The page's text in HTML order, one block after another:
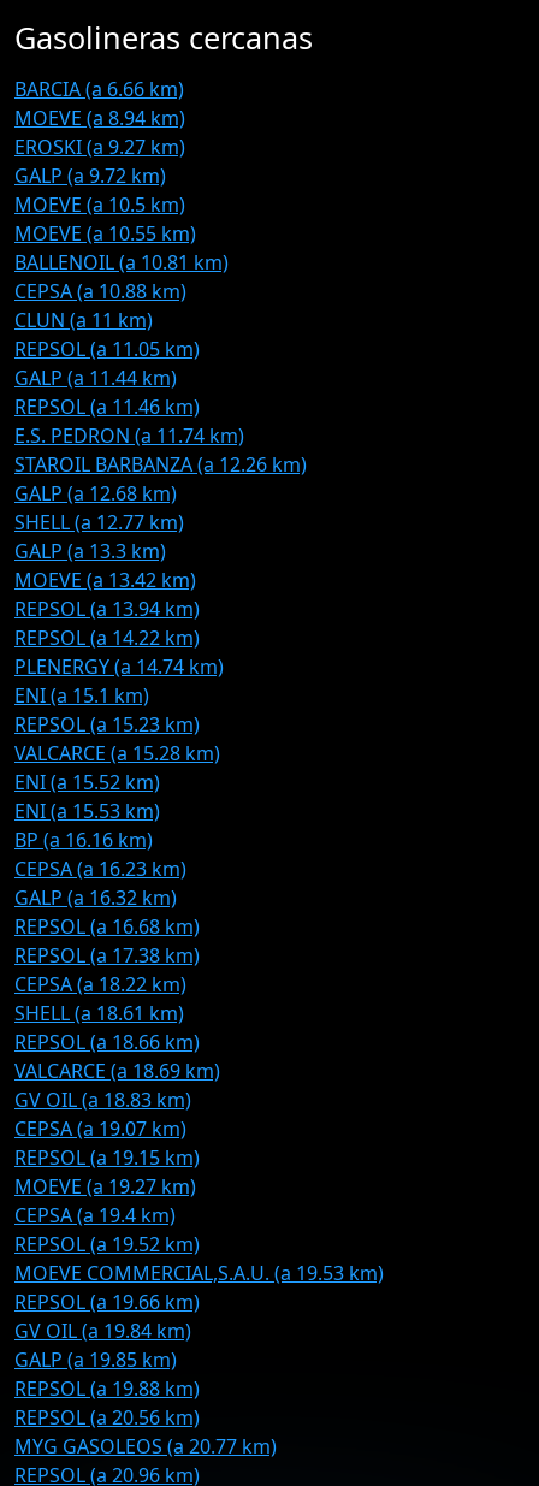
Gasolineras cercanas
BARCIA (a 6.66 km)
MOEVE (a 8.94 km)
EROSKI (a 9.27 km)
GALP (a 9.72 km)
MOEVE (a 10.5 km)
MOEVE (a 10.55 km)
BALLENOIL (a 10.81 km)
CEPSA (a 10.88 km)
CLUN (a 11 km)
REPSOL (a 11.05 km)
GALP (a 11.44 km)
REPSOL (a 11.46 km)
E.S. PEDRON (a 11.74 km)
STAROIL BARBANZA (a 12.26 km)
GALP (a 12.68 km)
SHELL (a 12.77 km)
GALP (a 13.3 km)
MOEVE (a 13.42 km)
REPSOL (a 13.94 km)
REPSOL (a 14.22 km)
PLENERGY (a 14.74 km)
ENI (a 15.1 km)
REPSOL (a 15.23 km)
VALCARCE (a 15.28 km)
ENI (a 15.52 km)
ENI (a 15.53 km)
BP (a 16.16 km)
CEPSA (a 16.23 km)
GALP (a 16.32 km)
REPSOL (a 16.68 km)
REPSOL (a 17.38 km)
CEPSA (a 18.22 km)
SHELL (a 18.61 km)
REPSOL (a 18.66 km)
VALCARCE (a 18.69 km)
GV OIL (a 18.83 km)
CEPSA (a 19.07 km)
REPSOL (a 19.15 km)
MOEVE (a 19.27 km)
CEPSA (a 19.4 km)
REPSOL (a 19.52 km)
MOEVE COMMERCIAL,S.A.U. (a 19.53 km)
REPSOL (a 19.66 km)
GV OIL (a 19.84 km)
GALP (a 19.85 km)
REPSOL (a 19.88 km)
REPSOL (a 20.56 km)
MYG GASOLEOS (a 20.77 km)
REPSOL (a 20.96 km)